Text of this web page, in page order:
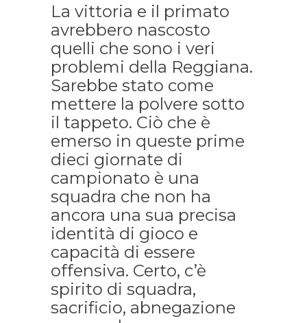
La vittoria e il primato
avrebbero nascosto
quelli che sono i veri
problemi della Reggiana.
Sarebbe stato come
mettere la polvere sotto
il tappeto. Ciò che è
emerso in queste prime
dieci giornate di
campionato è una
squadra che non ha
ancora una sua precisa
identità di gioco e
capacità di essere
offensiva. Certo, c’è
spirito di squadra,
sacrificio, abnegazione